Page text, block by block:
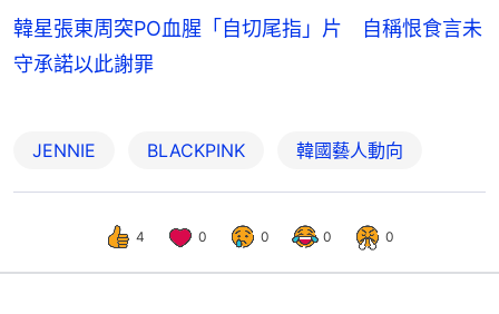
韓星張東周突PO血腥「自切尾指」片 自稱恨食言未
守承諾以此謝罪
JENNIE BLACKPINK 韓國藝人動向
4 0 0 0 0